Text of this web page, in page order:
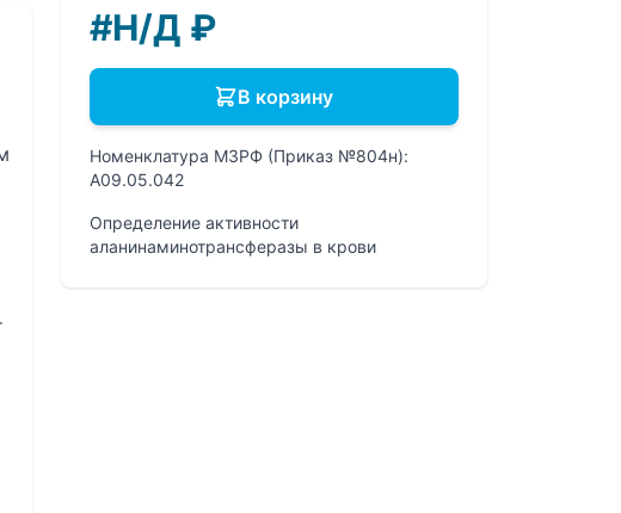
#Н/Д ₽
В корзину
Номенклатура МЗРФ (Приказ №804н):
A09.05.042
Определение активности
аланинаминотрансферазы в крови